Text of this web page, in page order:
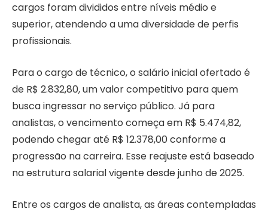
cargos foram divididos entre níveis médio e
superior, atendendo a uma diversidade de perfis
profissionais.
Para o cargo de técnico, o salário inicial ofertado é
de R$ 2.832,80, um valor competitivo para quem
busca ingressar no serviço público. Já para
analistas, o vencimento começa em R$ 5.474,82,
podendo chegar até R$ 12.378,00 conforme a
progressão na carreira. Esse reajuste está baseado
na estrutura salarial vigente desde junho de 2025.
Entre os cargos de analista, as áreas contempladas